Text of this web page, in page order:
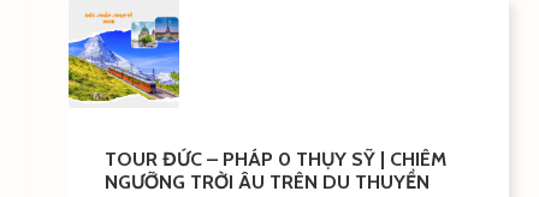
TOUR ĐỨC – PHÁP 0 THỤY SỸ | CHIÊM
NGƯỠNG TRỜI ÂU TRÊN DU THUYỀN